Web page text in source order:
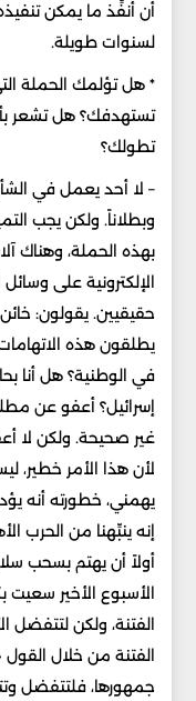
أن أنفِّذ ما يمكن
لسنوات طويلة.
* هل تؤلمك الحملة
تستهدفك؟ هل تشعر
تطولك؟
– لا أحد يعمل في
وبطلاناً. ولكن يجب
بهذه الحملة، وهناك
الإلكترونية على
حقيقيين. يقولون:
يطلقون هذه
في الوطنية؟ هل أنا
إسرائيل؟ أعفو عن
غير صحيحة. ولكن لا
لأن هذا الأمر خطير،
يهمني، خطورته أنه
إنه ينبِّهنا من الحرب
أولاً أن يهتم بسحب
الأسبوع الأخير
الفتنة، ولكن لتتفضل
الفتنة من خلال
جمهورها، فلتتفضل